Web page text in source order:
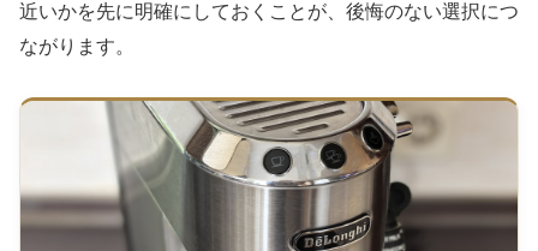
近いかを先に明確にしておくことが、後悔のない選択につ
ながります。